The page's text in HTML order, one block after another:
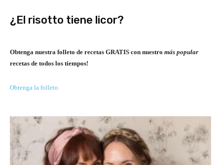
¿El risotto tiene licor?
Obtenga nuestra folleto de recetas GRATIS con nuestro más popular
recetas de todos los tiempos!
Obtenga la folleto